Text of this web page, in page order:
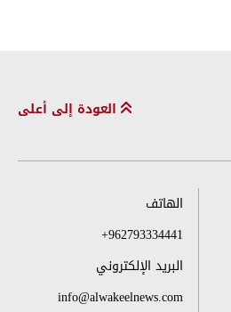
العودة إلى أعلى
الهاتف
+962793334441
البريد الإلكتروني
info@alwakeelnews.com